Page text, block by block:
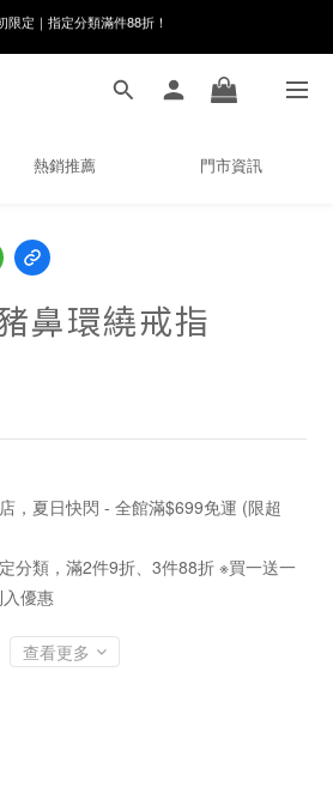
限定｜指定分類滿件88折！
事發生｜祈願新品 第2件享9折
員限定🌸註冊送$100購物金
熱銷推薦 門市資訊
鼻環繞戒指
，夏日快閃 - 全館滿$699免運 (限超
分類，滿2件9折、3件88折 ※買一送一
優惠
查看更多